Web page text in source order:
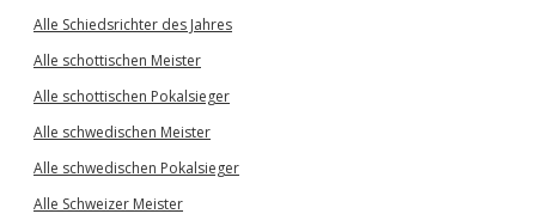
Alle Schiedsrichter des Jahres
Alle schottischen Meister
Alle schottischen Pokalsieger
Alle schwedischen Meister
Alle schwedischen Pokalsieger
Alle Schweizer Meister